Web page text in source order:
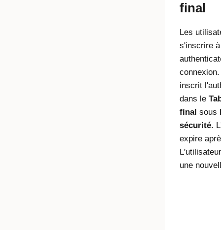
final
Les
s'inscrire
inscrit
dans le
final sous
sécurité.
expire
une